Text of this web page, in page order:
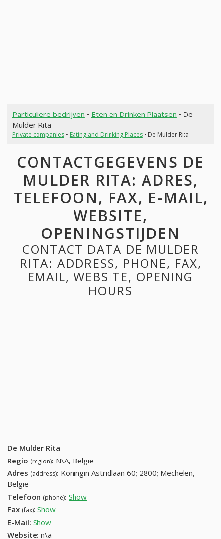
Particuliere bedrijven • Eten en Drinken Plaatsen • De
Mulder Rita
Private companies• Eating and Drinking Places• De Mulder Rita
CONTACTGEGEVENS DE
MULDER RITA: ADRES,
TELEFOON, FAX, E-MAIL,
WEBSITE,
OPENINGSTIJDEN
CONTACT DATA DE MULDER
RITA: ADDRESS, PHONE, FAX,
EMAIL, WEBSITE, OPENING
HOURS
De Mulder Rita
Regio (region): N\A, België
Adres (address): Koningin Astridlaan 60; 2800; Mechelen,
België
Telefoon (phone): Show
Fax (fax): Show
E-Mail: Show
Website: n\a